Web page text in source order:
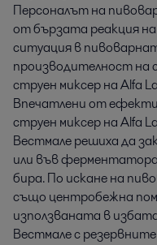
Персоналът на
от бързата реакция
ситуация в
производителност на
струен миксер на Alfa
Впечатлени от
струен миксер на Alfa
Вестмале решиха да
или във
бира. По искане на
също центробежна
използваната в
Вестмале с